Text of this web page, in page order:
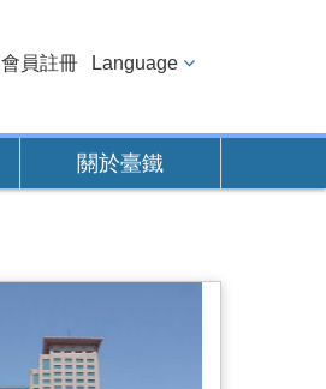
會員註冊 Language
關於臺鐵